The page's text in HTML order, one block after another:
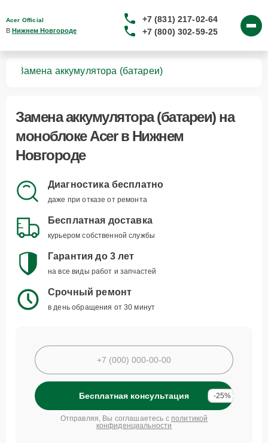
Acer Official
В Нижнем Новгороде
+7 (831) 217-02-64
+7 (800) 302-59-25
Замена аккумулятора (батареи)
Замена аккумулятора (батареи)на
моноблоке Acer в Нижнем
Новгороде
Диагностика бесплатно
даже при отказе от ремонта
Бесплатная доставка
курьером собственной службы
Гарантия до 3 лет
на все виды работ и запчастей
Срочный ремонт
в день обращения от 30 минут
Бесплатная консультация -25%
Отправляя, Вы соглашаетесь с политикой
конфиденциальности